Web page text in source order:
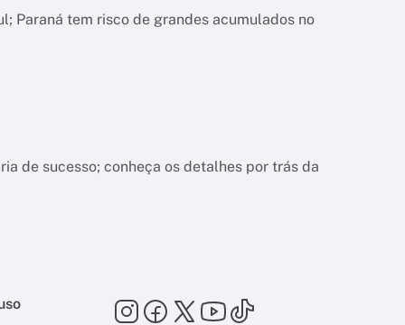
Paraná tem risco de grandes acumulados no
de sucesso; conheça os detalhes por trás da